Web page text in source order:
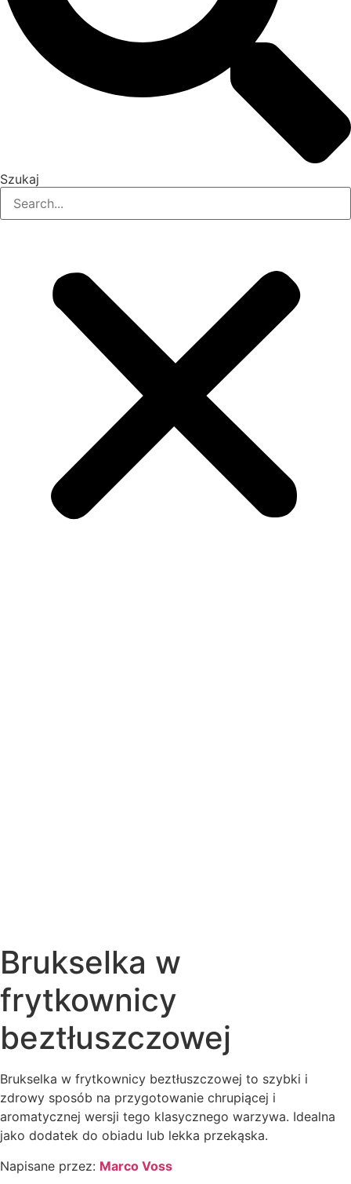
Szukaj
Brukselka w
frytkownicy
beztłuszczowej
Brukselka w frytkownicy beztłuszczowej to szybki i
zdrowy sposób na przygotowanie chrupiącej i
aromatycznej wersji tego klasycznego warzywa. Idealna
jako dodatek do obiadu lub lekka przekąska.
Napisane przez: Marco Voss